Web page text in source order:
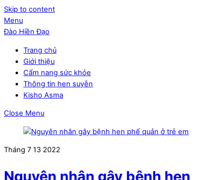
Skip to content
Menu
Đào Hiền Đạo
Trang chủ
Giới thiệu
Cẩm nang sức khỏe
Thông tin hen suyễn
Kisho Asma
Close Menu
Tháng 7 13 2022
Nguyên nhân gây bệnh hen